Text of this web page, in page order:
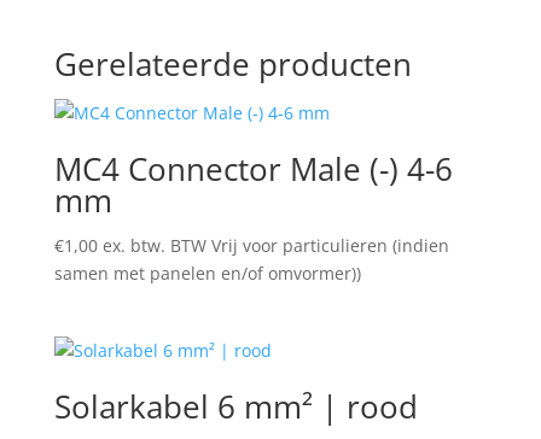
Gerelateerde producten
MC4 Connector Male (-) 4-6
mm
€1,00 ex. btw. BTW Vrij voor particulieren (indien
samen met panelen en/of omvormer))
Solarkabel 6 mm² | rood